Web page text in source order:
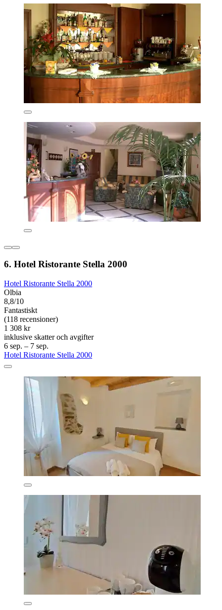
6. Hotel Ristorante Stella 2000
Hotel Ristorante Stella 2000
Olbia
8,8/10
Fantastiskt
(118 recensioner)
1 308 kr
inklusive skatter och avgifter
6 sep. – 7 sep.
Hotel Ristorante Stella 2000